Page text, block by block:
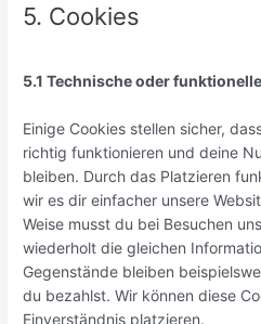
5. Cookies
5.1 Technische oder
Einige Cookies stellen sicher,
richtig funktionieren und deine
bleiben. Durch das Platzieren
wir es dir einfacher unsere
Weise musst du bei Besuchen
wiederholt die gleichen
Gegenstände bleiben
du bezahlst. Wir können diese
Einverständnis platzieren.